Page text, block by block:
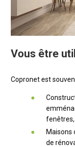
Vous être
Copronet est
Maisons
de